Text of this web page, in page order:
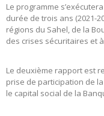
Le programme
durée de trois ans (2021-
régions du Sahel, de la
des crises sécuritaires et
Le deuxième rapport est
prise de participation de
le capital social de la